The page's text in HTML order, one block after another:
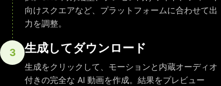
向けスクエアなど、プラットフォームに合わせて出
力を調整。
3 生成してダウンロード
生成をクリックして、モーションと内蔵オーディオ
付きの完全な AI 動画を作成。結果をプレビュー